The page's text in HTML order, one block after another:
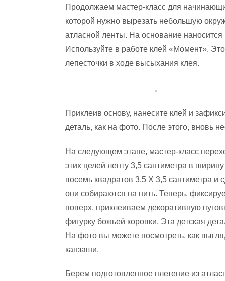
Продолжаем мастер-класс для
которой нужно вырезать небольшую
атласной ленты. На основание
Используйте в работе клей «Момент».
лепесточки в ходе высыхания клея.
Приклеив основу, нанесите клей и
деталь, как на фото. После этого, вновь
На следующем этапе, мастер-класс
этих целей ленту 3,5 сантиметра в
восемь квадратов 3,5 Х 3,5 сантиметра и
они собираются на нить. Теперь,
поверх, приклеиваем декоративную
фигурку божьей коровки. Эта детская
На фото вы можете посмотреть, как
канзаши.
Берем подготовленное плетение из